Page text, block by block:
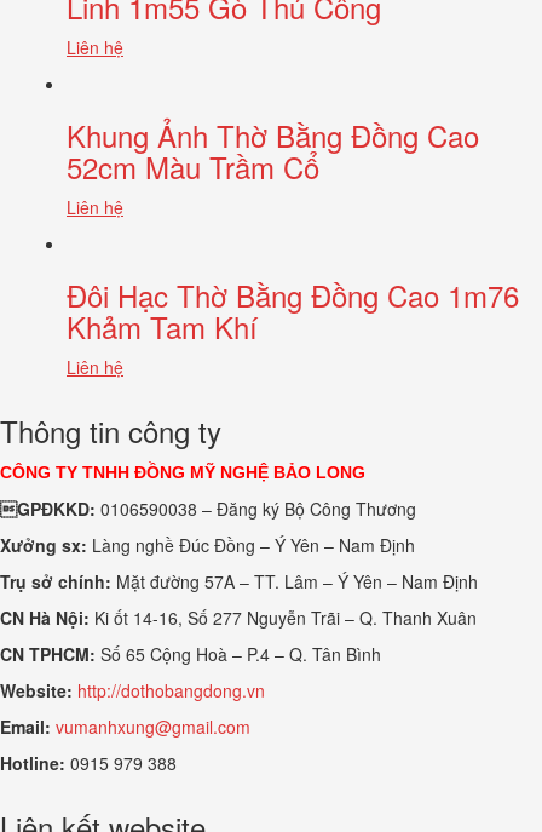
Liên hệ
Khung Ảnh Thờ Bằng Đồng Cao
52cm Màu Trầm Cổ
Liên hệ
Đôi Hạc Thờ Bằng Đồng Cao 1m76
Khảm Tam Khí
Liên hệ
Thông tin công ty
CÔNG TY TNHH ĐỒNG MỸ NGHỆ BẢO LONG
GPĐKKD: 0106590038 – Đăng ký Bộ Công Thương
Xưởng sx: Làng nghề Đúc Đồng – Ý Yên – Nam Định
Trụ sở chính: Mặt đường 57A – TT. Lâm – Ý Yên – Nam Định
CN Hà Nội: Ki ốt 14-16, Số 277 Nguyễn Trãi – Q. Thanh Xuân
CN TPHCM: Số 65 Cộng Hoà – P.4 – Q. Tân Bình
Website: http://dothobangdong.vn
Email: vumanhxung@gmail.com
Hotline: 0915 979 388